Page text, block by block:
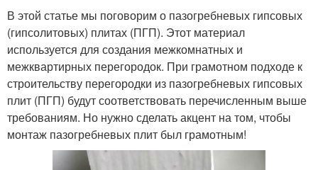
В этой статье мы поговорим о пазогребневых гипсовых
(гипсолитовых) плитах (ПГП). Этот материал
используется для создания межкомнатных и
межквартирных перегородок. При грамотном подходе к
строительству перегородки из пазогребневых гипсовых
плит (ПГП) будут соответствовать перечисленным выше
требованиям. Но нужно сделать акцент на том, чтобы
монтаж пазогребневых плит был грамотным!